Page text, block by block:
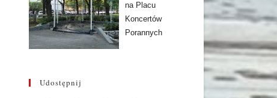
na Placu
Koncertów
Porannych
Udostępnij